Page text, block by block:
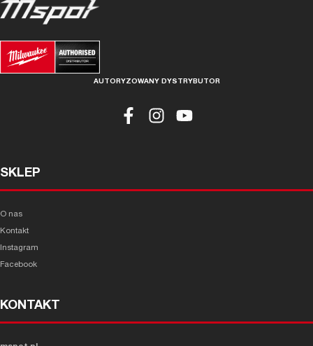
AUTORYZOWANY DYSTRYBUTOR
SKLEP
O nas
Kontakt
Instagram
Facebook
KONTAKT